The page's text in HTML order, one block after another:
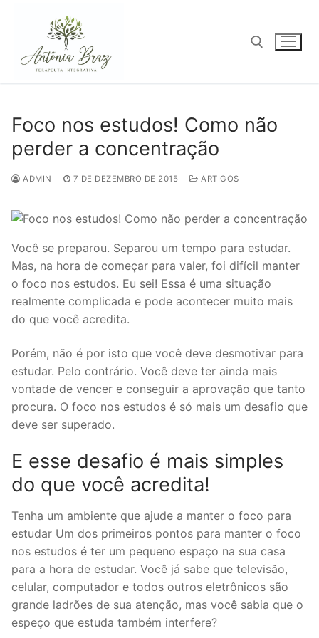
conteúdo
Foco nos estudos! Como não
perder a concentração
ADMIN 7 DE DEZEMBRO DE 2015 ARTIGOS
Você se preparou. Separou um tempo para estudar.
Mas, na hora de começar para valer, foi difícil manter
o foco nos estudos. Eu sei! Essa é uma situação
realmente complicada e pode acontecer muito mais
do que você acredita.
Porém, não é por isto que você deve desmotivar para
estudar. Pelo contrário. Você deve ter ainda mais
vontade de vencer e conseguir a aprovação que tanto
procura. O foco nos estudos é só mais um desafio que
deve ser superado.
E esse desafio é mais simples
do que você acredita!
Tenha um ambiente que ajude a manter o foco para
estudar Um dos primeiros pontos para manter o foco
nos estudos é ter um pequeno espaço na sua casa
para a hora de estudar. Você já sabe que televisão,
celular, computador e todos outros eletrônicos são
grande ladrões de sua atenção, mas você sabia que o
espeço que estuda também interfere?